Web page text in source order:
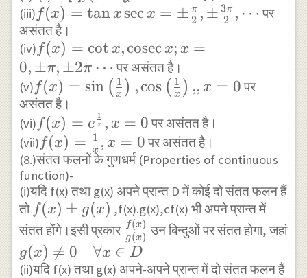
(iii) f(x)=\tan
x \sec
x=\pm
\frac{\pi}
{2}, \pm
\frac{3
\pi}{2},
\cdots
f(x) = tan x sec x = ± 2
π , ± 2
3π , ⋯ पर
असंतत है।
(iv) f(x)=\cot x,
\operatorname{cosec}
x ; x=0, \pm \pi, \pm
2 \pi \cdots
f(x) = cot x,cosec x; x =
0, ±π, ±2π ⋯ पर असंतत है।
(v) f(x)=\sin
\left(\frac{1}
{x}\right),
\cos
\left(\frac{1}
{x}\right),,x=0
f(x) = sin ( x
1 ) ,cos ( x
1 ) ,, x = 0 पर
असंतत है।
(vi) f(x)=e^{\frac{1}
{x}},x=0
f(x) = e x
1 , x = 0 पर असंतत है।
(vii) f(x)=\frac{1}
{x},x=0
f(x) = x
1 , x = 0 पर असंतत है।
(8.)संतत फलनों के गुणधर्म (Properties of continuous
function)-
(i)यदि f(x) तथा g(x) अपने प्रान्त D में कोई दो संतत फलन हैं
तो f(x)
\pm
g(x)
f(x) ± g(x) ,f(x).g(x),cf(x) भी अपने प्रान्त में
संतत होंगे।इसी प्रकार \frac{f(x)}
{g(x)}
g(x)
f(x) उन बिन्दुओं पर संतत होगा, जहां
g(x)
\neq
g(x) 
= 0 ∀x ∈ D
(ii)यदि f(x) तथा g(x) अपने-अपने प्रान्त में दो संतत फलन हैं